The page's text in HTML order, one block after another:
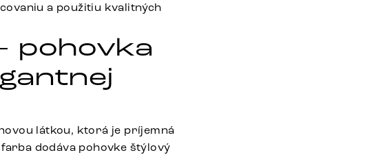
a použitiu kvalitných
pohovka
látkou, ktorá je príjemná
dodáva pohovke štýlový